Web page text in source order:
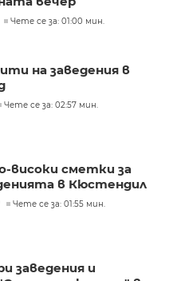
Чете се за: 01:00 мин.
на заведения в
Чете се за: 02:57 мин.
високи сметки за
в Кюстендил
Чете се за: 01:55 мин.
заведения и